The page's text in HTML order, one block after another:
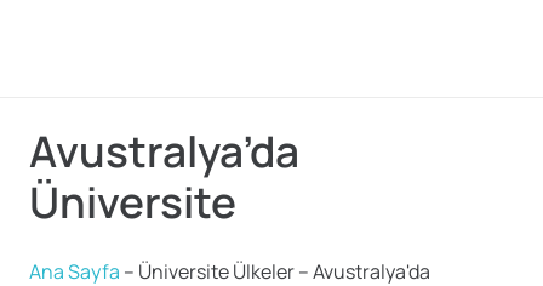
Avustralya’da
Üniversite
Ana Sayfa – Üniversite Ülkeler–Avustralya'da